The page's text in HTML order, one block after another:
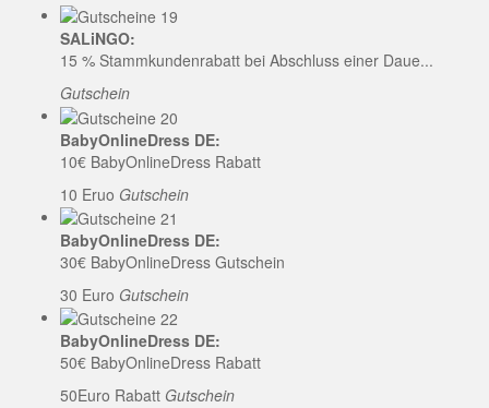
SALiNGO:
15 % Stammkundenrabatt bei Abschluss einer Daue...
Gutschein
BabyOnlineDress DE:
10€ BabyOnlineDress Rabatt
10 Eruo Gutschein
BabyOnlineDress DE:
30€ BabyOnlineDress Gutschein
30 Euro Gutschein
BabyOnlineDress DE:
50€ BabyOnlineDress Rabatt
50Euro Rabatt Gutschein